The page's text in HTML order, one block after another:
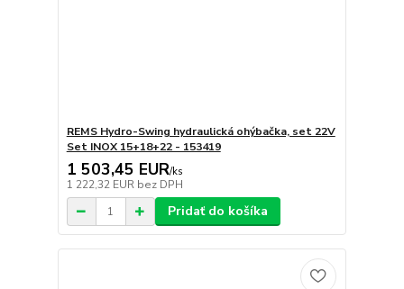
REMS Hydro-Swing hydraulická ohýbačka, set 22V
Set INOX 15+18+22 - 153419
1 503,45 EUR/ks
1 222,32 EUR bez DPH
Pridať do košíka